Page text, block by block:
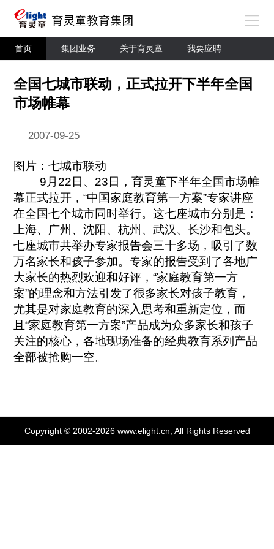
首页 集团业务 关于育灵童 我要应聘
全国七城市联动，正式拉开下半年全国
市场帷幕
2007-09-25
图片：七城市联动
9月22日、23日，育灵童下半年全国市场帷
幕正式拉开，“中国家庭教育第一方案”专家讲座
在全国七个城市同时举行。这七座城市分别是：
上海、广州、沈阳、杭州、武汉、长沙和包头。
七座城市共举办专家报告会三十多场，吸引了数
万名家长和孩子参加。专家的报告受到了各地广
大家长的热烈欢迎和好评，“家庭教育第一方
案”的理念和方法引发了很多家长对孩子教育，
尤其是对家庭教育的深入思考和重新定位，而
且“家庭教育第一方案”产品成为众多家长和孩子
关注的核心，各地现场准备的经典教育系列产品
全部被抢购一空。
Copyright © 2002-2026 www.elight.cn, All Rights Reserved